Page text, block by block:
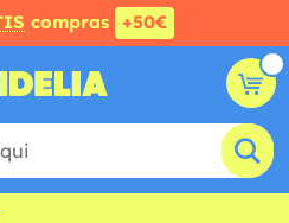
compras +50€